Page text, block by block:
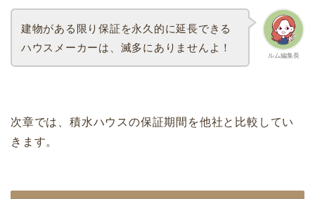
ルム編集長
建物がある限り保証を永久的に延長できる
ハウスメーカーは、滅多にありませんよ！
次章では、積水ハウスの保証期間を他社と比較してい
きます。